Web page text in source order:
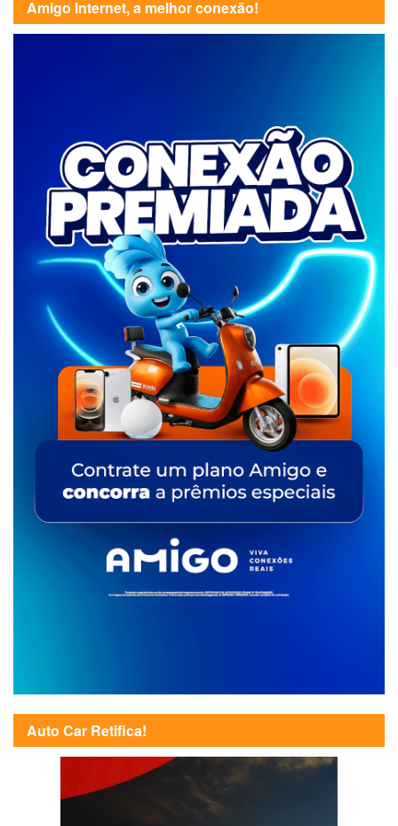
Amigo Internet, a melhor conexão!
Auto Car Retifica!